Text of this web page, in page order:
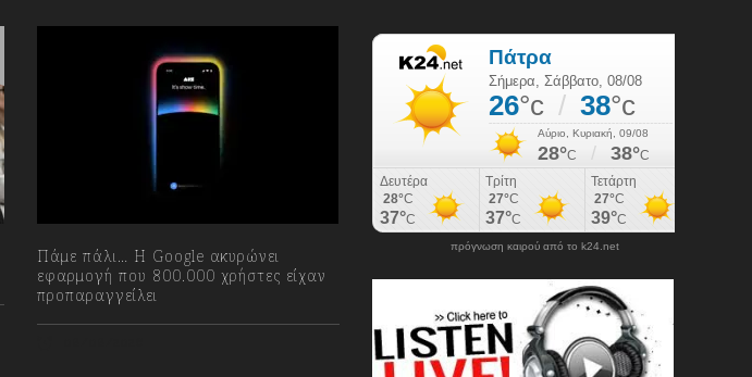
Πάμε πάλι… Η Google ακυρώνει
εφαρμογή που 800.000 χρήστες είχαν
προπαραγγείλει
πρόγνωση καιρού από το k24.net